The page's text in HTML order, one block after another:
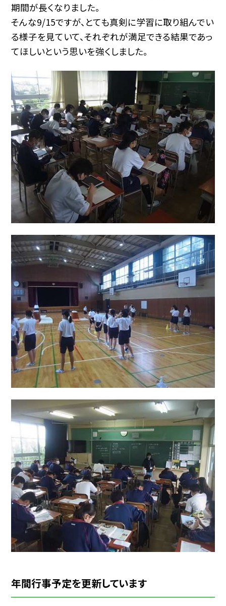
期間が長くなりました。
そんな9/15ですが、とても真剣に学習に取り組んでい
る様子を見ていて、それぞれが満足できる結果であっ
てほしいという思いを強くしました。
年間行事予定を更新しています